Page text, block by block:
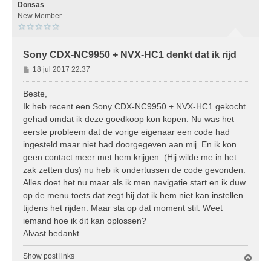
Donsas
New Member
Sony CDX-NC9950 + NVX-HC1 denkt dat ik rijd
B
e
c
h
t
18 jul 2017 22:37
Beste,
Ik heb recent een Sony CDX-NC9950 + NVX-HC1 gekocht
gehad omdat ik deze goedkoop kon kopen. Nu was het
eerste probleem dat de vorige eigenaar een code had
ingesteld maar niet had doorgegeven aan mij. En ik kon
geen contact meer met hem krijgen. (Hij wilde me in het
zak zetten dus) nu heb ik ondertussen de code gevonden.
Alles doet het nu maar als ik men navigatie start en ik duw
op de menu toets dat zegt hij dat ik hem niet kan instellen
tijdens het rijden. Maar sta op dat moment stil. Weet
iemand hoe ik dit kan oplossen?
Alvast bedankt
Show post links